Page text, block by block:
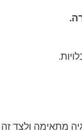
מתאימה